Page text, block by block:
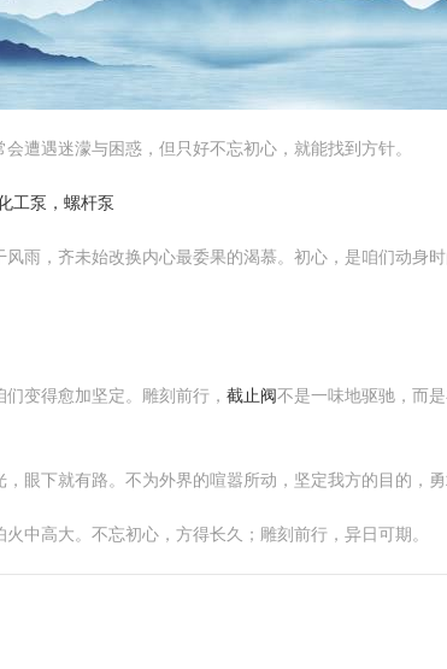
遭遇迷濛与困惑，但只好不忘初心，就能找到方针。
工泵，螺杆泵
雨，齐未始改换内心最委果的渴慕。初心，是咱们动身
变得愈加坚定。雕刻前行， 截止阀不是一味地驱驰，而
眼下就有路。不为外界的喧嚣所动，坚定我方的目的，勇
中高大。不忘初心，方得长久；雕刻前行，异日可期。